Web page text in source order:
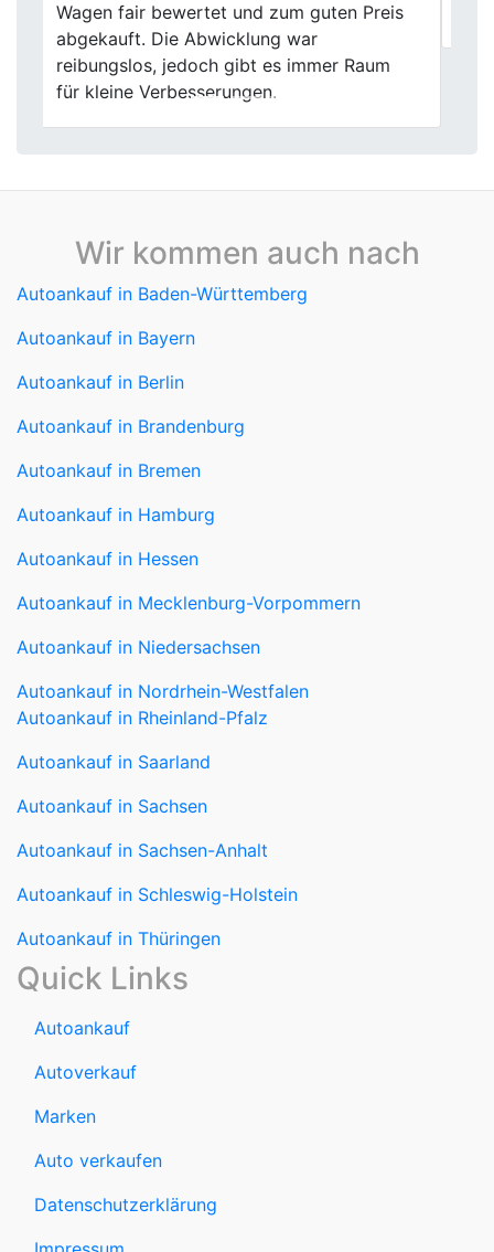
Kontakt, danke sehr.
Autoankauf in Bayern
Autoankauf in Berlin
Autoankauf in Brandenburg
Autoankauf in Bremen
Autoankauf in Hamburg
Autoankauf in Hessen
Autoankauf in Mecklenburg-Vorpommern
Autoankauf in Niedersachsen
Autoankauf in Nordrhein-Westfalen
Autoankauf in Rheinland-Pfalz
Autoankauf in Saarland
Autoankauf in Sachsen
Autoankauf in Sachsen-Anhalt
Autoankauf in Schleswig-Holstein
Autoankauf in Thüringen
Quick Links
Autoankauf
Autoverkauf
Marken
Auto verkaufen
Datenschutzerklärung
Impressum